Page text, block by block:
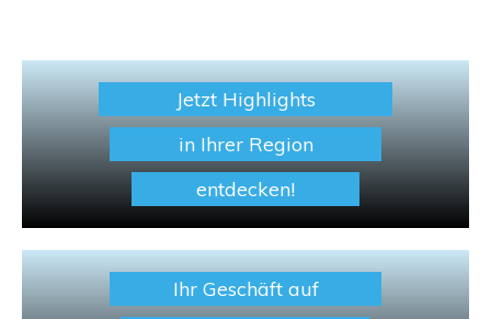
Jetzt Highlights
in Ihrer Region
entdecken!
Ihr Geschäft auf